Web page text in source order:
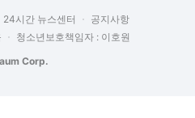
24시간 뉴스센터
공지사항
청소년보호책임자 : 이호원
Corp.